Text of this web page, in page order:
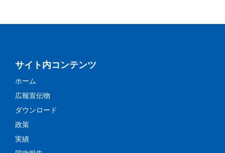
サイト内コンテンツ
ホーム
広報宣伝物
ダウンロード
政策
実績